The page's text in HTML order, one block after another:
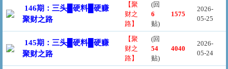
146期：三头█硬料█硬赚
聚财之路
【聚
财之
路】
(回
6
贴)
1575
2026-
05-25
145期：三头█硬料█硬赚
聚财之路
【聚
财之
路】
(回
54
贴)
4040
2026-
05-24